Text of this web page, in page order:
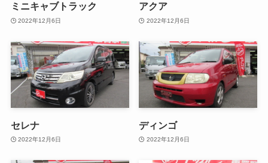
ミニキャブトラック
2022年12月6日
アクア
2022年12月6日
セレナ
2022年12月6日
ディンゴ
2022年12月6日